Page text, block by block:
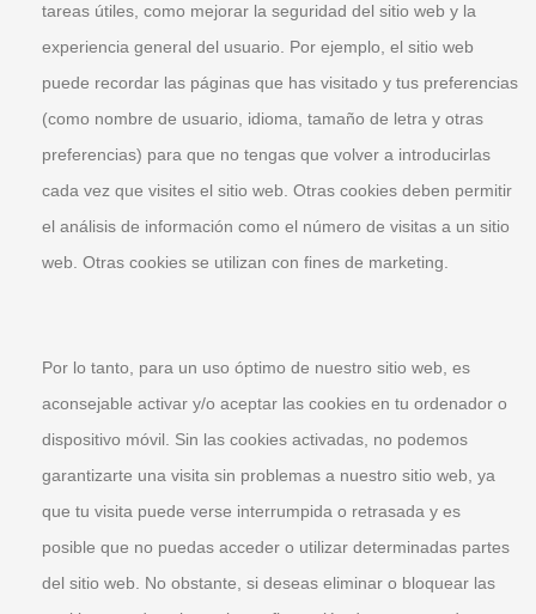
tareas útiles, como mejorar la seguridad del sitio web y la
experiencia general del usuario. Por ejemplo, el sitio web
puede recordar las páginas que has visitado y tus preferencias
(como nombre de usuario, idioma, tamaño de letra y otras
preferencias) para que no tengas que volver a introducirlas
cada vez que visites el sitio web. Otras cookies deben permitir
el análisis de información como el número de visitas a un sitio
web. Otras cookies se utilizan con fines de marketing.
Por lo tanto, para un uso óptimo de nuestro sitio web, es
aconsejable activar y/o aceptar las cookies en tu ordenador o
dispositivo móvil. Sin las cookies activadas, no podemos
garantizarte una visita sin problemas a nuestro sitio web, ya
que tu visita puede verse interrumpida o retrasada y es
posible que no puedas acceder o utilizar determinadas partes
del sitio web. No obstante, si deseas eliminar o bloquear las